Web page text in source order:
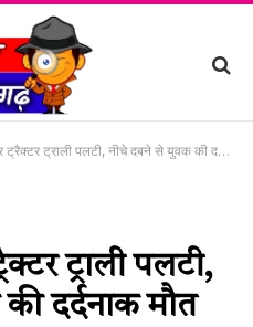
ट्राली पलटी, नीचे दबने से युवक की दर्दनाक मौत
ट्राली पलटी,
दर्दनाक मौत